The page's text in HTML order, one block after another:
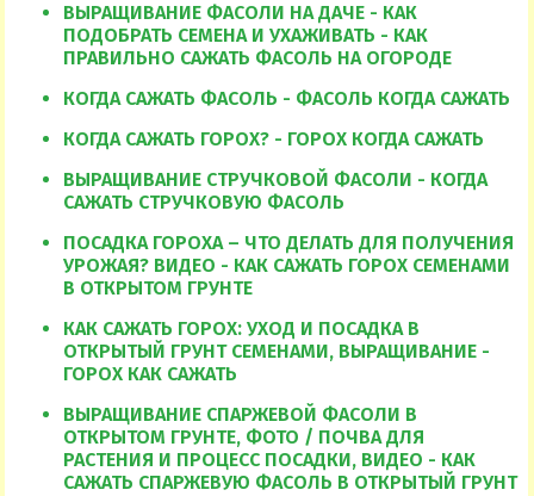
ВЫРАЩИВАНИЕ ФАСОЛИ НА ДАЧЕ - КАК
ПОДОБРАТЬ СЕМЕНА И УХАЖИВАТЬ - КАК
ПРАВИЛЬНО САЖАТЬ ФАСОЛЬ НА ОГОРОДЕ
КОГДА САЖАТЬ ФАСОЛЬ - ФАСОЛЬ КОГДА САЖАТЬ
КОГДА САЖАТЬ ГОРОХ? - ГОРОХ КОГДА САЖАТЬ
ВЫРАЩИВАНИЕ СТРУЧКОВОЙ ФАСОЛИ - КОГДА
САЖАТЬ СТРУЧКОВУЮ ФАСОЛЬ
ПОСАДКА ГОРОХА – ЧТО ДЕЛАТЬ ДЛЯ ПОЛУЧЕНИЯ
УРОЖАЯ? ВИДЕО - КАК САЖАТЬ ГОРОХ СЕМЕНАМИ
В ОТКРЫТОМ ГРУНТЕ
КАК САЖАТЬ ГОРОХ: УХОД И ПОСАДКА В
ОТКРЫТЫЙ ГРУНТ СЕМЕНАМИ, ВЫРАЩИВАНИЕ -
ГОРОХ КАК САЖАТЬ
ВЫРАЩИВАНИЕ СПАРЖЕВОЙ ФАСОЛИ В
ОТКРЫТОМ ГРУНТЕ, ФОТО / ПОЧВА ДЛЯ
РАСТЕНИЯ И ПРОЦЕСС ПОСАДКИ, ВИДЕО - КАК
САЖАТЬ СПАРЖЕВУЮ ФАСОЛЬ В ОТКРЫТЫЙ ГРУНТ